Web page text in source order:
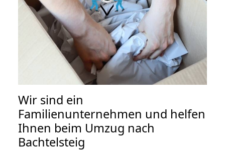
Wir sind ein
Familienunternehmen und helfen
Ihnen beim Umzug nach
Bachtelsteig